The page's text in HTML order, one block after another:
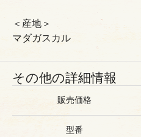
＜産地＞
マダガスカル
その他の詳細情報
販売価格
型番